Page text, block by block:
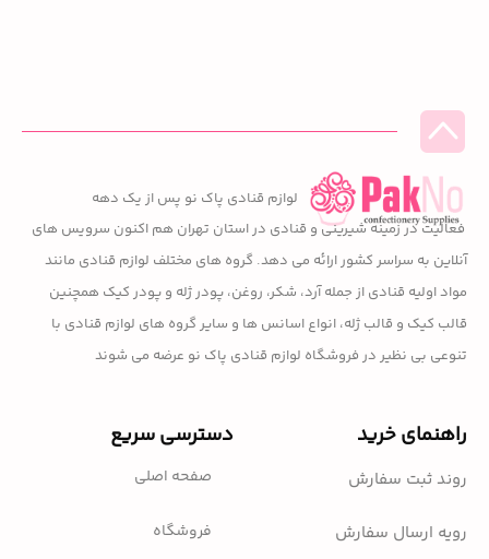
لوازم قنادی پاک نو پس از یک دهه
فعالیت در زمینه شیرینی و قنادی در استان تهران هم اکنون سرویس های
آنلاین به سراسر کشور ارائه می دهد. گروه های مختلف لوازم قنادی مانند
مواد اولیه قنادی از جمله آرد، شکر، روغن، پودر ژله و پودر کیک همچنین
قالب کیک و قالب ژله، انواع اسانس ها و سایر گروه های لوازم قنادی با
تنوعی بی نظیر در فروشگاه لوازم قنادی پاک نو عرضه می شوند
راهنمای خرید
روند ثبت سفارش
رویه ارسال سفارش
دسترسی سریع
صفحه اصلی
فروشگاه